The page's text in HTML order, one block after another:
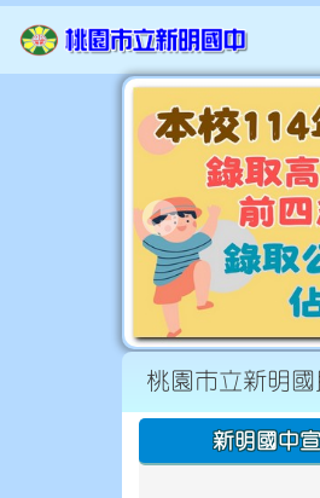
桃園市立新明
:::
新明國中